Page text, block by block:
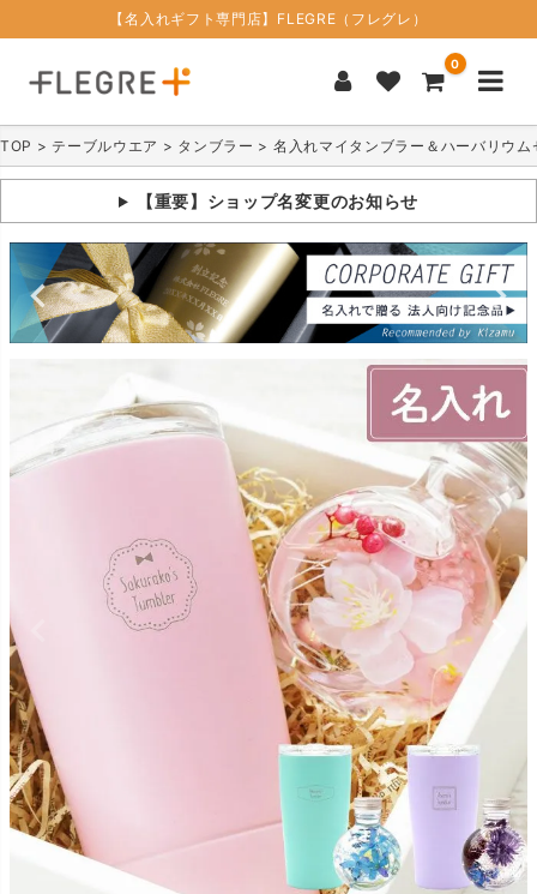
【名入れギフト専門店】FLEGRE（フレグレ）
0
TOP テーブルウエア タンブラー 名入れマイタンブラー＆ハーバリウム
【重要】ショップ名変更のお知らせ